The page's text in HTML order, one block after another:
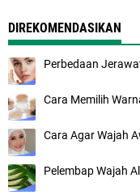
DIREKOMENDASIKAN
Perbedaan
Cara Memilih
Cara Agar Wajah
Pelembap Wajah